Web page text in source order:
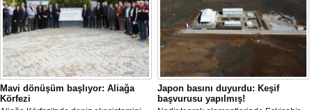
Mavi dönüşüm başlıyor: Aliağa
Körfezi
Japon basını duyurdu: Keşif
başvurusu yapılmış!